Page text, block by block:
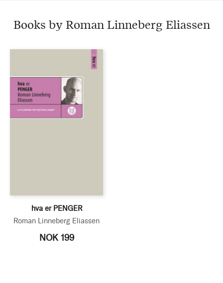
Books by Roman Linneberg Eliassen
hva er PENGER
Roman Linneberg Eliassen
NOK 199